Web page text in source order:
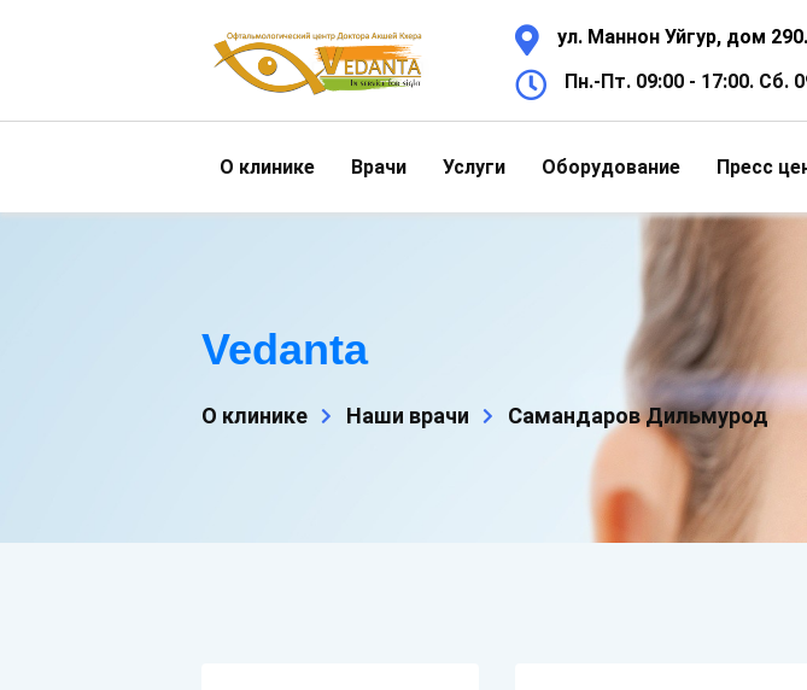
ул. Маннон Уйгур, дом 290.
Пн.-Пт. 09:00 - 17:00. Сб.
О клинике Врачи Услуги Оборудование Пресс
Vedanta
О клинике Наши врачи Самандаров Дильмурод